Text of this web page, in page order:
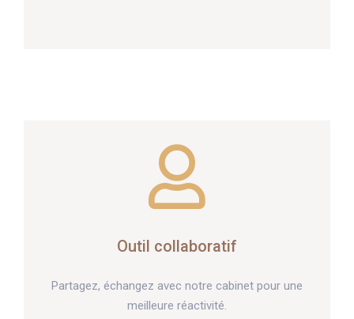
Outil collaboratif
Partagez, échangez avec notre cabinet pour une
meilleure réactivité.